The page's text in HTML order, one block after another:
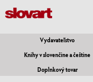
Vydavateľstvo
Knihy v slovenčine a češtine
Doplnkový tovar